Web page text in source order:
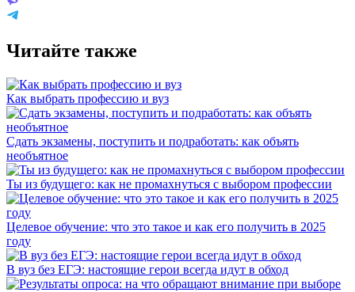
Читайте также
Как выбрать профессию и вуз
Сдать экзамены, поступить и подработать: как объять
необъятное
Ты из будущего: как не промахнуться с выбором профессии
Целевое обучение: что это такое и как его получить в 2025
году
В вуз без ЕГЭ: настоящие герои всегда идут в обход